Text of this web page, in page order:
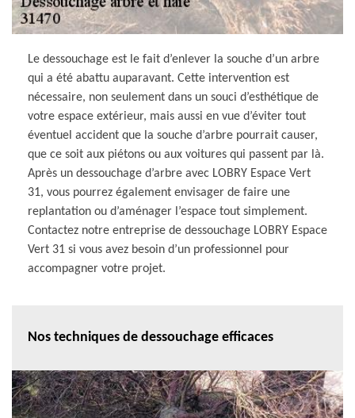
Le dessouchage est le fait d’enlever la souche d’un arbre
qui a été abattu auparavant. Cette intervention est
nécessaire, non seulement dans un souci d’esthétique de
votre espace extérieur, mais aussi en vue d’éviter tout
éventuel accident que la souche d’arbre pourrait causer,
que ce soit aux piétons ou aux voitures qui passent par là.
Après un dessouchage d’arbre avec LOBRY Espace Vert
31, vous pourrez également envisager de faire une
replantation ou d’aménager l’espace tout simplement.
Contactez notre entreprise de dessouchage LOBRY Espace
Vert 31 si vous avez besoin d’un professionnel pour
accompagner votre projet.
Nos techniques de dessouchage efficaces